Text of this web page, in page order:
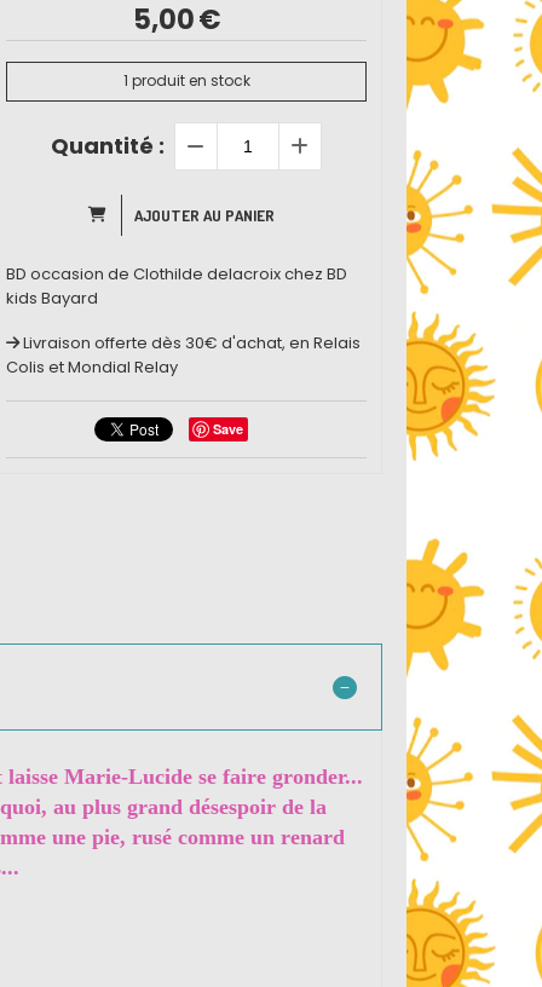
5,00€
1 produit en stock
Quantité :
AJOUTER AU PANIER
BD occasion de Clothilde delacroix chez BD
kids Bayard
Livraison offerte dès 30€ d'achat, en Relais
Colis et Mondial Relay
Save
Marie-Lucide se faire gronder...
au plus grand désespoir de la
une pie, rusé comme un renard